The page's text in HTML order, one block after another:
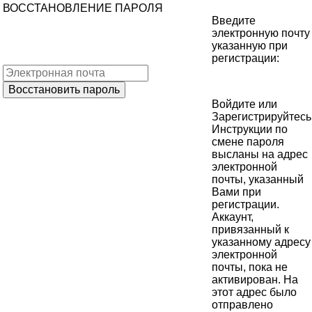
ВОССТАНОВЛЕНИЕ ПАРОЛЯ
Введите
электронную почту
указанную при
регистрации:
Войдите или
Зарегистрируйтесь
Инструкции по
смене пароля
высланы на адрес
электронной
почты, указанный
Вами при
регистрации.
Аккаунт,
привязанный к
указанному адресу
электронной
почты, пока не
активирован. На
этот адрес было
отправлено